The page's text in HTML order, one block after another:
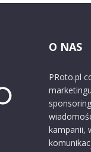
O NAS
PRoto.pl
kampanii,